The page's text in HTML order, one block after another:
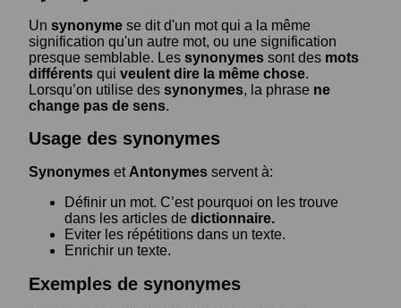
Un synonyme se dit d'un mot qui a la même
signification qu'un autre mot, ou une signification
presque semblable. Les synonymes sont des mots
différents qui veulent dire la même chose.
Lorsqu’on utilise des synonymes, la phrase ne
change pas de sens.
Usage des synonymes
Synonymes et Antonymes servent à:
Définir un mot. C’est pourquoi on les trouve
dans les articles de dictionnaire.
Eviter les répétitions dans un texte.
Enrichir un texte.
Exemples de synonymes